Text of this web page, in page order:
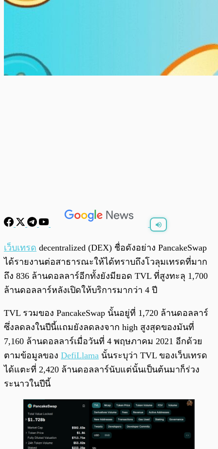
เว็บเทรด decentralized (DEX) ชื่อดังอย่าง PancakeSwap
ได้รายงานต่อสาธารณะให้ได้ทราบถึงโวลุมเทรดที่มาก
ถึง 836 ล้านดอลลาร์อีกทั้งยังมียอด TVL ที่สูงทะลุ 1,700
ล้านดอลลาร์หลังเปิดให้บริการมากว่า 4 ปี
TVL รวมของ PancakeSwap นั้นอยู่ที่ 1,720 ล้านดอลลาร์
ซึ่งลดลงในปีนี้แถมยังลดลงจาก high สูงสุดของมันที่
7,160 ล้านดอลลาร์เมื่อวันที่ 4 พฤษภาคม 2021 อีกด้วย
ตามข้อมูลของ DefiLlama นั้นระบุว่า TVL ของเว็บเทรด
ได้แตะที่ 2,420 ล้านดอลลาร์นับแต่นั้นเป็นต้นมาก็ร่วง
ระนาวในปีนี้